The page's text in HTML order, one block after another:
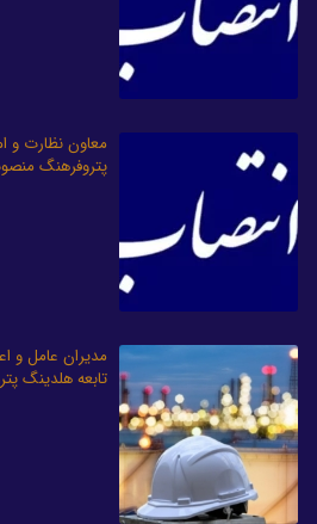
معاون نظارت و
پتروفرهنگ
مدیران عامل و
تابعه هلدینگ